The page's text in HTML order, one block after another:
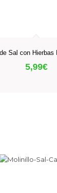
Sal con Hierbas
5,99€